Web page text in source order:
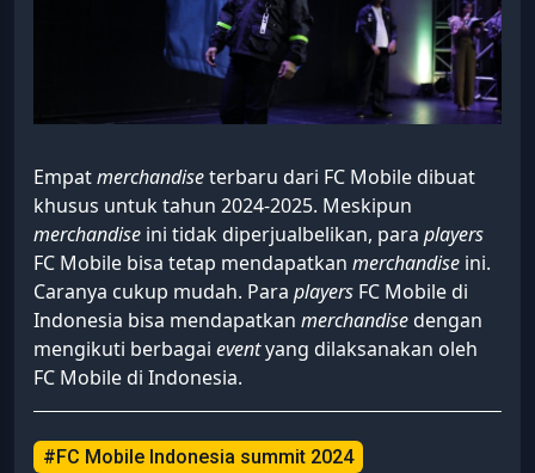
Empatmerchandiseterbaru dari FC Mobile dibuat
khusus untuk tahun 2024-2025. Meskipun
merchandise ini tidak diperjualbelikan, para players
FC Mobile bisa tetap mendapatkan merchandise ini.
Caranya cukup mudah. Para players FC Mobile di
Indonesia bisa mendapatkan merchandisedengan
mengikuti berbagai eventyang dilaksanakan oleh
FC Mobile di Indonesia.
#FC Mobile Indonesia summit 2024